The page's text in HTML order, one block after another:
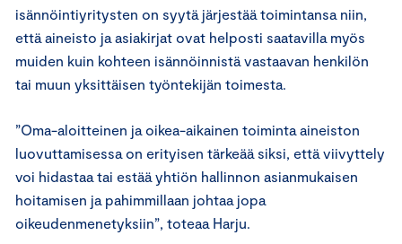
isännöintiyritysten on syytä järjestää toimintansa niin,
että aineisto ja asiakirjat ovat helposti saatavilla myös
muiden kuin kohteen isännöinnistä vastaavan henkilön
tai muun yksittäisen työntekijän toimesta.
”Oma-aloitteinen ja oikea-aikainen toiminta aineiston
luovuttamisessa on erityisen tärkeää siksi, että viivyttely
voi hidastaa tai estää yhtiön hallinnon asianmukaisen
hoitamisen ja pahimmillaan johtaa jopa
oikeudenmenetyksiin”, toteaa Harju.